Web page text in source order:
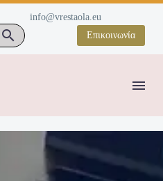
info@vrestaola.eu
Επικοινωνία